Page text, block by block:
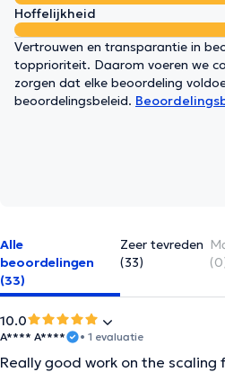
Hoffelijkheid
Vertrouwen en transparantie in
topprioriteit. Daarom voeren we
zorgen dat elke beoordeling
beoordelingsbeleid.
Alle
beoordelingen
(33)
Zeer tevreden
(33)
10.0
A**** A**** • 1 evaluatie
Really good work on the scaling